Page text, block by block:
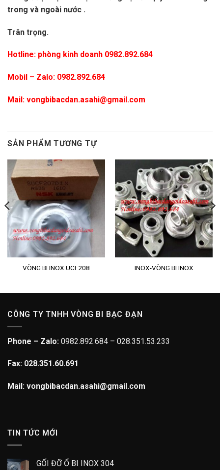
trong và ngoài nước .
Trân trọng.
Hotline: phòng kinh doanh 0982.892.684
Mobil – Zalo: 0982.892.684
Mail: vongbibacdan.asahi@gmail.com
SẢN PHẨM TƯƠNG TỰ
VÒNG BI INOX UCF208 INOX-VÒNG BI INOX
CÔNG TY TNHH VÒNG BI BẠC ĐẠN
Phone – Zalo: 0982.892.684 – 028.351.53.233
Fax: 028.351.60.691
Mail: vongbibacdan.asahi@gmail.com
TIN TỨC MỚI
GỐI ĐỠ Ổ BI INOX 304